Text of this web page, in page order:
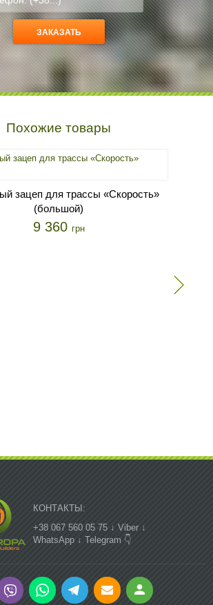
Похожие товары
зацеп для трассы «Скорость»
(большой)
9 360 грн
КОНТАКТЫ:
+38 067 560 05 75 ↓ Viber ↓
WhatsApp ↓ Telegram 👇